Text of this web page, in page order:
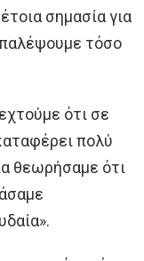
σημασία για
τόσο
ότι σε
πολύ
θεωρήσαμε ότι